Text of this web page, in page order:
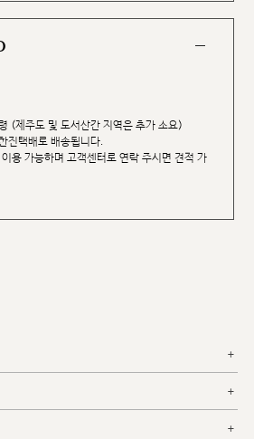
(제주도 및 도서산간 지역은 추가 소요)
진택배로 배송됩니다.
용 가능하며 고객센터로 연락 주시면 견적 가